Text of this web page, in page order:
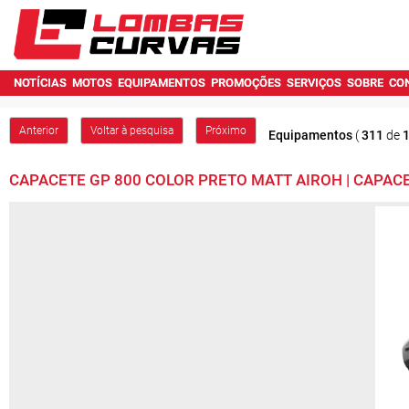
NOTÍCIAS MOTOS EQUIPAMENTOS PROMOÇÕES SERVIÇOS SOBRE
Anterior Voltar à pesquisa Próximo Equipamentos (311 de
CAPACETE GP 800 COLOR PRETO MATT AIROH |